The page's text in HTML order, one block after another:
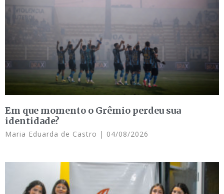
Em que momento o Grêmio perdeu sua
identidade?
Maria Eduarda de Castro 04/08/2026